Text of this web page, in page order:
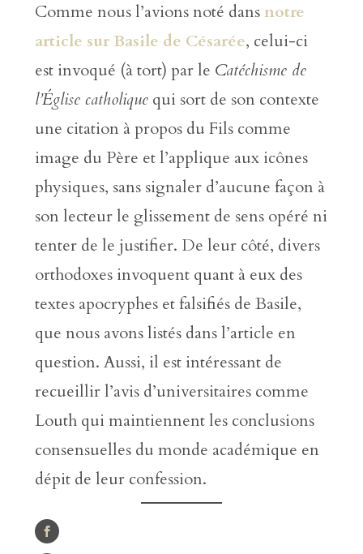
Comme nous l’avions noté dansnotre
article sur Basile de Césarée, celui-ci
est invoqué (à tort) par le Catéchisme de
l’Église catholiquequi sort de son contexte
une citation à propos du Fils comme
image du Père et l’applique aux icônes
physiques, sans signaler d’aucune façon à
son lecteur le glissement de sens opéré ni
tenter de le justifier. De leur côté, divers
orthodoxes invoquent quant à eux des
textes apocryphes et falsifiés de Basile,
que nous avons listés dans l’article en
question. Aussi, il est intéressant de
recueillir l’avis d’universitaires comme
Louth qui maintiennent les conclusions
consensuelles du monde académique en
dépit de leur confession.